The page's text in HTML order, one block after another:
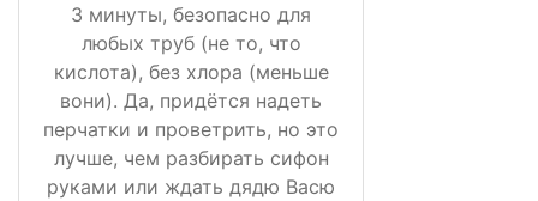
3 минуты, безопасно для
любых труб (не то, что
кислота), без хлора (меньше
вони). Да, придётся надеть
перчатки и проветрить, но это
лучше, чем разбирать сифон
руками или ждать дядю Васю